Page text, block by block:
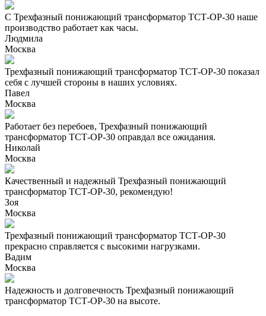
С Трехфазный понижающий трансформатор ТСТ-ОР-30 наше
производство работает как часы.
Людмила
Москва
Трехфазный понижающий трансформатор ТСТ-ОР-30 показал
себя с лучшей стороны в наших условиях.
Павел
Москва
Работает без перебоев, Трехфазный понижающий
трансформатор ТСТ-ОР-30 оправдал все ожидания.
Николай
Москва
Качественный и надежный Трехфазный понижающий
трансформатор ТСТ-ОР-30, рекомендую!
Зоя
Москва
Трехфазный понижающий трансформатор ТСТ-ОР-30
прекрасно справляется с высокими нагрузками.
Вадим
Москва
Надежность и долговечность Трехфазный понижающий
трансформатор ТСТ-ОР-30 на высоте.